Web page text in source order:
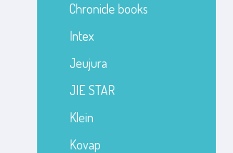
Chronicle books
Intex
Jeujura
JIE STAR
Klein
Kovap